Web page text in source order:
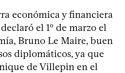
económica y financiera
el 1º de marzo el
Bruno Le Maire, buen
diplomáticos, ya que
de Villepin en el